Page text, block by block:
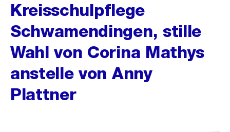
Kreisschulpflege
Schwamendingen, stille
Wahl von Corina Mathys
anstelle von Anny
Plattner